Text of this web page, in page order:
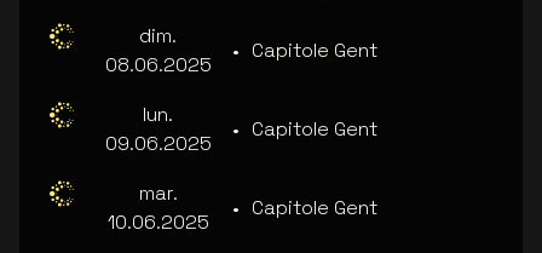
dim.
08.06.2025
• Capitole Gent
lun.
09.06.2025
• Capitole Gent
mar.
10.06.2025
• Capitole Gent